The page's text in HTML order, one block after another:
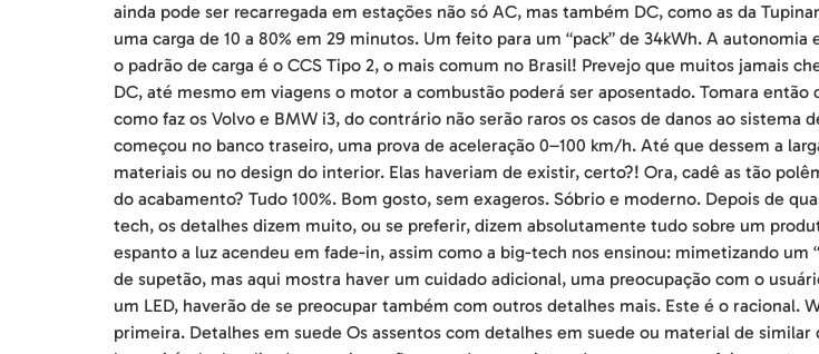
ainda pode ser recarregada em estações não só AC, mas também DC, como as da
uma carga de 10 a 80% em 29 minutos. Um feito para um “pack” de 34kWh. A
o padrão de carga é o CCS Tipo 2, o mais comum no Brasil! Prevejo que muitos jamais
DC, até mesmo em viagens o motor a combustão poderá ser aposentado. Tomara
como faz os Volvo e BMW i3, do contrário não serão raros os casos de danos ao
começou no banco traseiro, uma prova de aceleração 0–100 km/h. Até que dessem a
materiais ou no design do interior. Elas haveriam de existir, certo?! Ora, cadê as tão
do acabamento? Tudo 100%. Bom gosto, sem exageros. Sóbrio e moderno. Depois de
tech, os detalhes dizem muito, ou se preferir, dizem absolutamente tudo sobre um
espanto a luz acendeu em fade-in, assim como a big-tech nos ensinou: mimetizando
de supetão, mas aqui mostra haver um cuidado adicional, uma preocupação com o
um LED, haverão de se preocupar também com outros detalhes mais. Este é o racional.
primeira. Detalhes em suede Os assentos com detalhes em suede ou material de